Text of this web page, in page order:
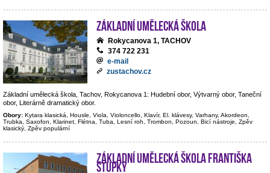
Základní umělecká škola
Rokycanova 1, TACHOV
374 722 231
e-mail
zustachov.cz
Základní umělecká škola, Tachov, Rokycanova 1: Hudební obor, Výtvarný obor, Taneční
obor, Literárně dramatický obor.
Obory: Kytara klasická, Housle, Viola, Violoncello, Klavír, El. klávesy, Varhany, Akordeon,
Trubka, Saxofon, Klarinet, Flétna, Tuba, Lesní roh, Trombon, Pozoun, Bicí nástroje, Zpěv
klasický, Zpěv populární
Základní umělecká škola Františka
Stupky